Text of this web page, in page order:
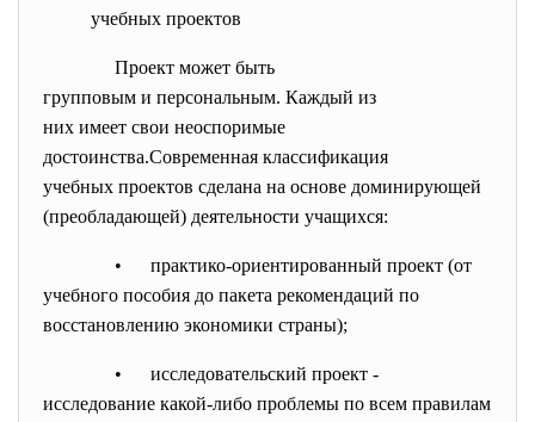
учебных проектов
Проект может быть
групповым и персональным. Каждый из
них имеет свои неоспоримые
достоинства.Современная классификация
учебных проектов сделана на основе доминирующей
(преобладающей) деятельности учащихся:
• практико-ориентированный проект (от
учебного пособия до пакета рекомендаций по
восстановлению экономики страны);
• исследовательский проект -
исследование какой-либо проблемы по всем правилам